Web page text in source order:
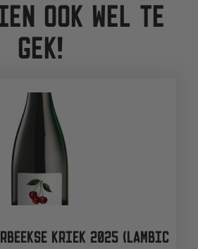
OOK WEL TE
GEK!
KRIEK 2025 (LAMBIC